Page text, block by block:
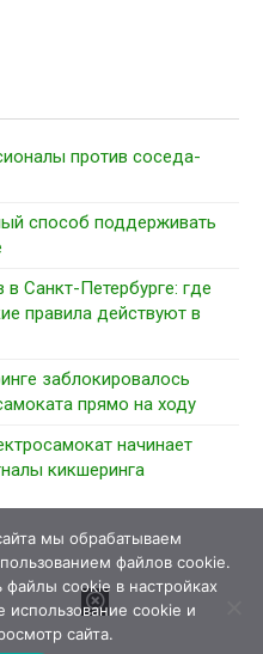
против соседа-
способ поддерживать
Санкт-Петербурге: где
правила действуют в
заблокировалось
прямо на ходу
начинает
кикшеринга
мы обрабатываем
файлов cookie.
cookie в настройках
использование cookie и
сайта.